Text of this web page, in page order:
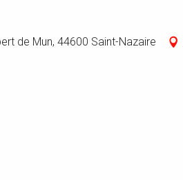
de Mun, 44600 Saint-Nazaire